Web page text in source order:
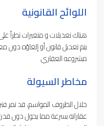
اللوائح القانونية
هناك تعديلات و متغيرات تطرأ على
يتم تعديل قانون أو إلغاؤه
مشروعه العقاري.
مخاطر السيولة
خلال الظروف المواسم، قد تمر
عقاراته بسرعة مما يحول دون